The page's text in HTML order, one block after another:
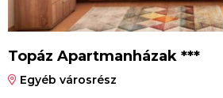
Topáz Apartmanházak ***
Egyéb városrész